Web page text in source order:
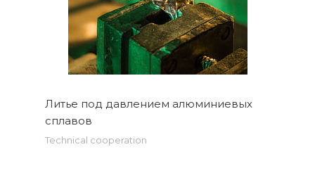
Литье под давлением алюминиевых
сплавов
Technical cooperation